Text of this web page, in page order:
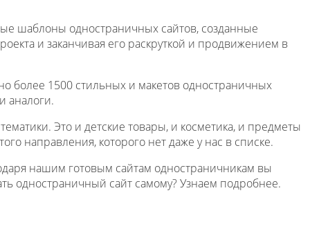
шаблоны одностраничных сайтов, созданные
и заканчивая его раскруткой и продвижением в
более 1500 стильных и макетов одностраничных
аналоги.
Это и детские товары, и косметика, и предметы
направления, которого нет даже у нас в списке.
нашим готовым сайтам одностраничникам вы
одностраничный сайт самому? Узнаем подробнее.